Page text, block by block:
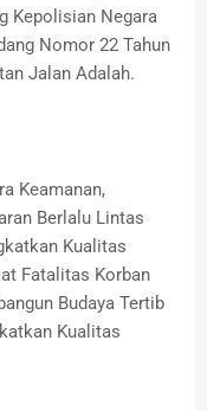
Kepolisian Negara
Nomor 22 Tahun
Jalan Adalah.
Keamanan,
Berlalu Lintas
Kualitas
Fatalitas Korban
Budaya Tertib
Kualitas